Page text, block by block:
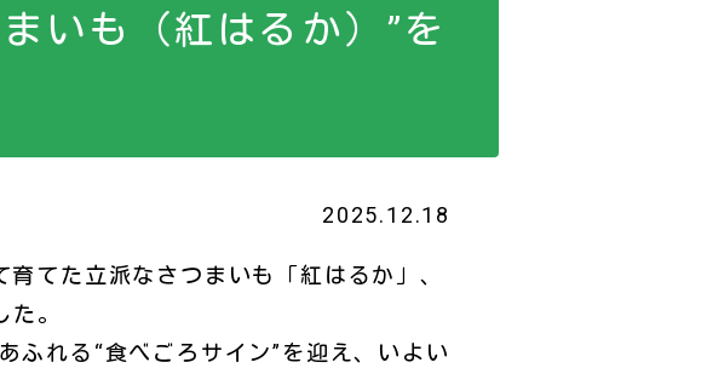
いも（紅はるか）”を
2025.12.18
てた立派なさつまいも「紅はるか」、
。
れる“食べごろサイン”を迎え、いよい